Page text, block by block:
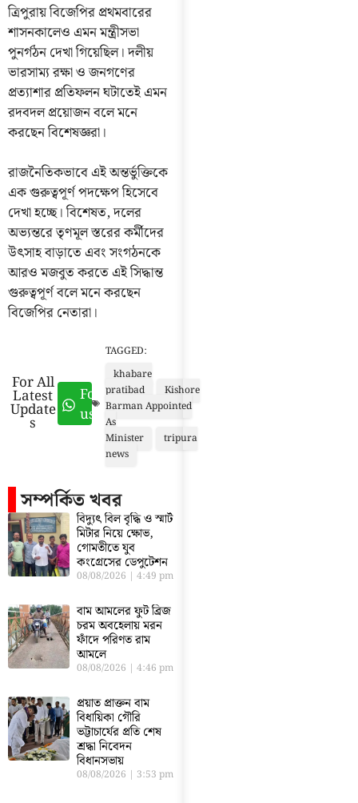
ত্রিপুরায় বিজেপির প্রথমবারের
শাসনকালেও এমন মন্ত্রীসভা
পুনর্গঠন দেখা গিয়েছিল। দলীয়
ভারসাম্য রক্ষা ও জনগণের
প্রত্যাশার প্রতিফলন ঘটাতেই এমন
রদবদল প্রয়োজন বলে মনে
করছেন বিশেষজ্ঞরা।
রাজনৈতিকভাবে এই অন্তর্ভুক্তিকে
এক গুরুত্বপূর্ণ পদক্ষেপ হিসেবে
দেখা হচ্ছে। বিশেষত, দলের
অভ্যন্তরে তৃণমূল স্তরের কর্মীদের
উৎসাহ বাড়াতে এবং সংগঠনকে
আরও মজবুত করতে এই সিদ্ধান্ত
গুরুত্বপূর্ণ বলে মনে করছেন
বিজেপির নেতারা।
For All
Latest
Update
s
Follow
us
TAGGED:
khabare
pratibad
Kishore
Barman Appointed
As
Minister
tripura
news
সম্পর্কিত খবর
বিদ্যুৎ বিল বৃদ্ধি ও স্মার্ট
মিটার নিয়ে ক্ষোভ,
গোমতীতে যুব
কংগ্রেসের ডেপুটেশন
08/08/2026 4:49 pm
বাম আমলের ফুট ব্রিজ
চরম অবহেলায় মরন
ফাঁদে পরিণত রাম
আমলে
08/08/2026 4:46 pm
প্রয়াত প্রাক্তন বাম
বিধায়িকা গৌরি
ভট্টাচার্যের প্রতি শেষ
শ্রদ্ধা নিবেদন
বিধানসভায়
08/08/2026 3:53 pm